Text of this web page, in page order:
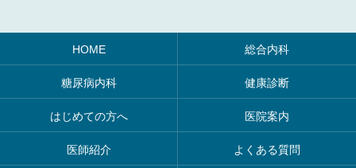
HOME 総合内科
糖尿病内科 健康診断
はじめての方へ 医院案内
医師紹介 よくある質問